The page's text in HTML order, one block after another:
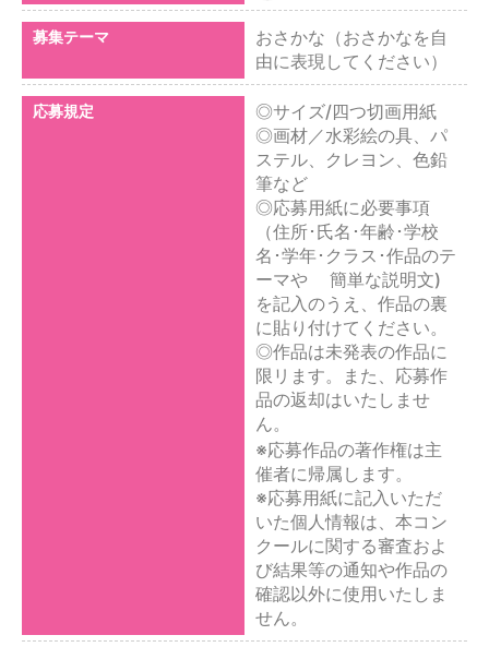
募集テーマ
おさかな（おさかなを自
由に表現してください）
応募規定
◎サイズ/四つ切画用紙
◎画材／水彩絵の具、パ
ステル、クレヨン、色鉛
筆など
◎応募用紙に必要事項
（住所･氏名･年齢･学校
名･学年･クラス･作品のテ
ーマや 簡単な説明文)
を記入のうえ、作品の裏
に貼り付けてください。
◎作品は未発表の作品に
限リます。また、応募作
品の返却はいたしませ
ん。
※応募作品の著作権は主
催者に帰属します。
※応募用紙に記入いただ
いた個人情報は、本コン
クールに関する審査およ
び結果等の通知や作品の
確認以外に使用いたしま
せん。